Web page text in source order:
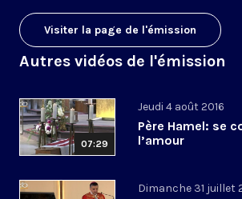
Visiter la page de l'émission
Autres vidéos de l'émission
07:29
Jeudi 4 août 2016
Père Hamel: se
l’amour
Dimanche 31 juillet